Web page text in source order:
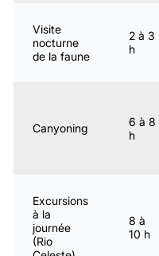
Visite
nocturne
de la faune
2 à 3
h
Canyoning
6 à 8
h
Excursions
à la
journée
(Rio
8 à
10 h